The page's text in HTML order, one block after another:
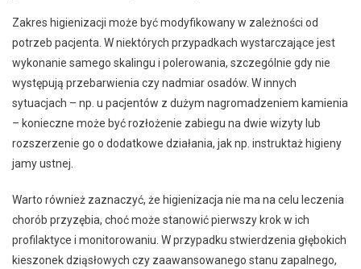
Zakres higienizacji może być modyfikowany w zależności od
potrzeb pacjenta. W niektórych przypadkach wystarczające jest
wykonanie samego skalingu i polerowania, szczególnie gdy nie
występują przebarwienia czy nadmiar osadów. W innych
sytuacjach – np. u pacjentów z dużym nagromadzeniem kamienia
– konieczne może być rozłożenie zabiegu na dwie wizyty lub
rozszerzenie go o dodatkowe działania, jak np. instruktaż higieny
jamy ustnej.
Warto również zaznaczyć, że higienizacja nie ma na celu leczenia
chorób przyzębia, choć może stanowić pierwszy krok w ich
profilaktyce i monitorowaniu. W przypadku stwierdzenia głębokich
kieszonek dziąsłowych czy zaawansowanego stanu zapalnego,